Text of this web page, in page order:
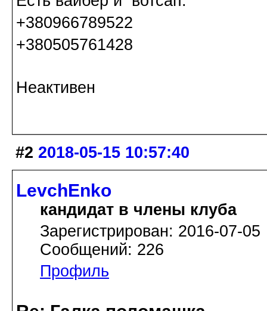
+380966789522
+380505761428
Неактивен
#2 2018-05-15 10:57:40
LevchEnko
кандидат в члены клуба
Зарегистрирован: 2016-07-05
Сообщений: 226
Профиль